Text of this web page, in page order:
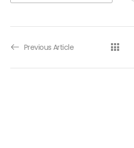
Previous Article